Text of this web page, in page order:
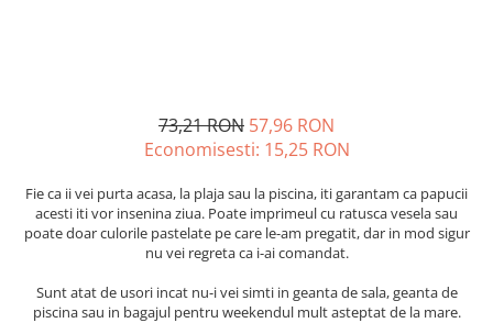
73,21 RON 57,96 RON
Economisesti: 15,25 RON
Fie ca ii vei purta acasa, la plaja sau la piscina, iti garantam ca papucii
acesti iti vor insenina ziua. Poate imprimeul cu ratusca vesela sau
poate doar culorile pastelate pe care le-am pregatit, dar in mod sigur
nu vei regreta ca i-ai comandat.
Sunt atat de usori incat nu-i vei simti in geanta de sala, geanta de
piscina sau in bagajul pentru weekendul mult asteptat de la mare.